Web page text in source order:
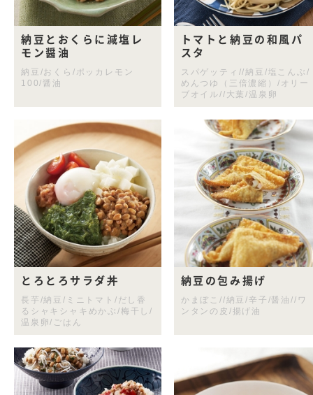
納豆とおくらに減塩レ
モン醤油
納豆/おくら/ポッカレモン
100/醤油
トマトと納豆の和風パ
スタ
スパゲッティ//納豆/塩こんぶ/
めんつゆ（三倍濃縮）/オリー
ブオイル//大葉/温泉卵
とろとろサラダ丼
長芋/納豆/ミニトマト/だし香
るシャキシャキめかぶ/梅干し/
温泉卵/ごはん
納豆の包み揚げ
かまぼこ//納豆/辛子/醤油//ワ
ンタンの皮/揚げ油